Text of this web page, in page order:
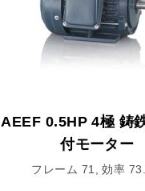
AEEF 0.5HP 4極 鋳
付モーター
フレーム 71, 効率